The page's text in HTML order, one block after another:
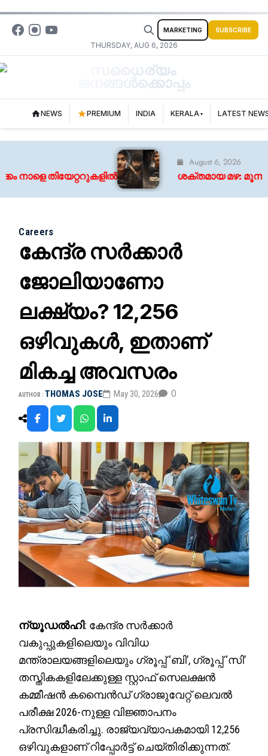
THURSDAY, AUG 6, 2026
MARKETING SUBSCRIBE
സധൈര്യം
ജനങ്ങൾക്കൊപ്പം
NEWS PREMIUM INDIA KERALA LATEST
തിയേറ്ററുകളിൽ
August 6, 2026
ശക്തമായ മഴ: മൂന്ന്
Careers
കേന്ദ്ര സര്‍ക്കാര്‍
ജോലിയാണോ
ലക്ഷ്യം? 12,256
ഒഴിവുകള്‍, ഇതാണ്
മികച്ച അവസരം
AUTHOR : THOMAS JOSE May 30, 2026 0
ന്യൂഡല്‍ഹി: കേന്ദ്ര സര്‍ക്കാര്‍
വകുപ്പുകളിലെയും വിവിധ
മന്ത്രാലയങ്ങളിലെയും ഗ്രൂപ്പ് ‘ബി’, ഗ്രൂപ്പ് ‘സി’
തസ്തികകളിലേക്കുള്ള സ്റ്റാഫ് സെലക്ഷന്‍
കമ്മീഷന്‍ കമ്പൈന്‍ഡ് ഗ്രാജുവേറ്റ് ലെവല്‍
പരീക്ഷ 2026-നുള്ള വിജ്ഞാപനം
പ്രസിദ്ധീകരിച്ചു. രാജ്യവ്യാപകമായി 12,256
ഒഴിവുകളാണ് റിപ്പോര്‍ട്ട് ചെയ്തിരിക്കുന്നത്.